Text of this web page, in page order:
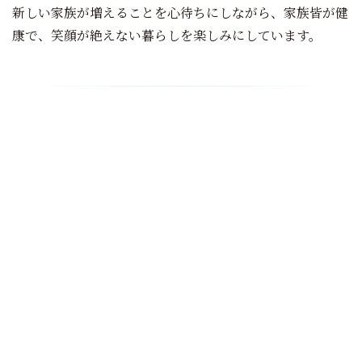
新しい家族が増えることを心待ちにしながら、家族皆が健
康で、笑顔が絶えない暮らしを楽しみにしています。